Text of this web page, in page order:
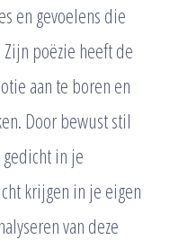
en gevoelens die
poëzie heeft de
aan te boren en
Door bewust stil
in je
krijgen in je eigen
van deze